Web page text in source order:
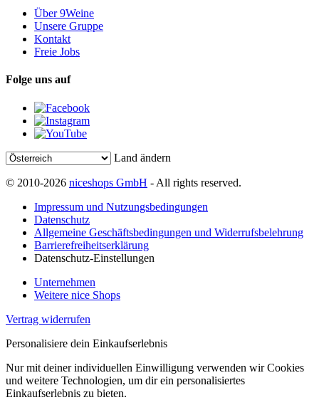
Über 9Weine
Unsere Gruppe
Kontakt
Freie Jobs
Folge uns auf
Land ändern
© 2010-2026 niceshops GmbH - All rights reserved.
Impressum und Nutzungsbedingungen
Datenschutz
Allgemeine Geschäftsbedingungen und Widerrufsbelehrung
Barrierefreiheitserklärung
Datenschutz-Einstellungen
Unternehmen
Weitere nice Shops
Vertrag widerrufen
Personalisiere dein Einkaufserlebnis
Nur mit deiner individuellen Einwilligung verwenden wir Cookies
und weitere Technologien, um dir ein personalisiertes
Einkaufserlebnis zu bieten.